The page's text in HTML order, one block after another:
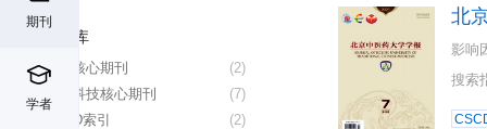
期刊
学者
数据库
(2)
北大核心期刊
(7)
中国科技核心期刊
(2)
CSCD索引
北
影响
搜索